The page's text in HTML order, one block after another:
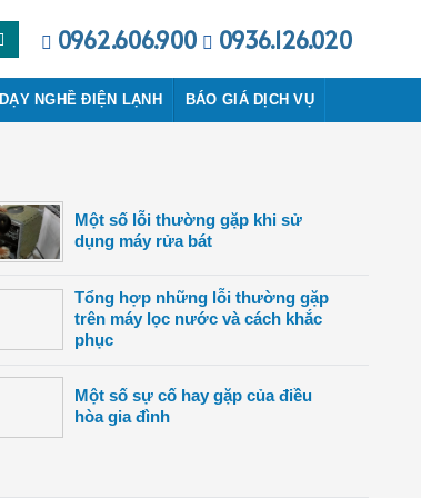
0962.606.900 0936.126.020
DẠY NGHỀ ĐIỆN LẠNH BÁO GIÁ DỊCH VỤ
một số lỗi thường gặp khi sử
dụng máy rửa bát
tổng hợp những lỗi thường gặp
trên máy lọc nước và cách khắc
phục
một số sự cố hay gặp của điều
hòa gia đình